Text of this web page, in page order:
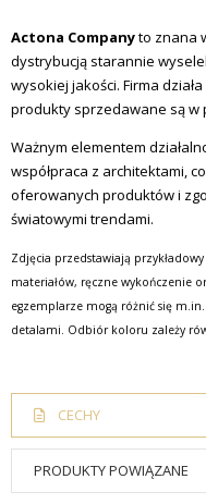
Actona Companyto znana
dystrybucją starannie
wysokiej jakości. Firma
produkty sprzedawane są w
Ważnym elementem
współpraca z architektami,
oferowanych produktów i
światowymi trendami.
Zdjęcia przedstawiają
materiałów, ręczne wykończenie
egzemplarze mogą różnić się
detalami. Odbiór koloru zależy
CECHY
PRODUKTY POWIĄZANE